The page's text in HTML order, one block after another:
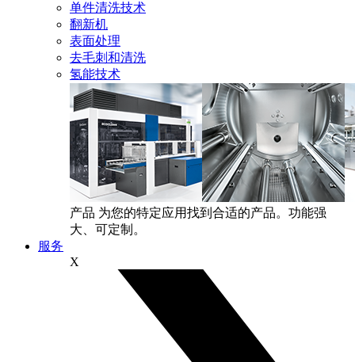
单件清洗技术
翻新机
表面处理
去毛刺和清洗
氢能技术
产品 为您的特定应用找到合适的产品。功能强
大、可定制。
服务
X